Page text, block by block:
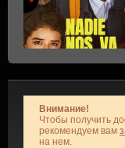
Внимание!
Чтобы получить
рекомендуем вам
на нем.